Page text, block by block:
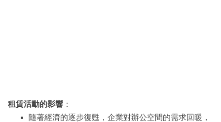
租賃活動的影響 ：
隨著經濟的逐步復甦，企業對辦公空間的需求回暖，